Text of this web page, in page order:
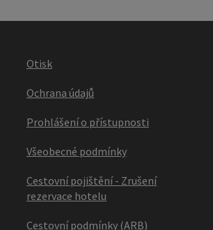
Otisk
Ochrana údajů
Prohlášení o přístupnosti
Všeobecné podmínky
Cestovní pojištění - Zrušení
rezervace hotelu
Cestovní podmínky (ARB)